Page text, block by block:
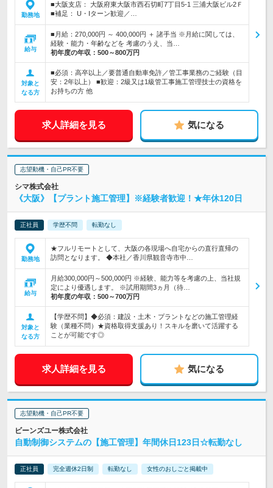
勤務地
■大阪支店： 大阪府東大阪市西石切町7丁目5-1 三浦大阪ビル2Ｆ
■補足： U・Iターン歓迎／…
給与
■月給：270,000円 ～ 400,000円 ＋ 諸手当 ※月給に関しては、
経験・能力・年齢などを 考慮のうえ、当…
初年度の年収： 500～800万円
対象と
なる方
■必須：高卒以上／要普通自動車免許／管工事業務のご経験（目
安：2年以上） ■歓迎：2級又は1級管工事施工管理技士の資格を
お持ちの方 他
求人詳細を見る 気になる
志望動機・自己PR不要
シマ株式会社
《大阪》【プラント施工管理】※経験者歓迎！★年休120日
正社員 学歴不問 転勤なし
勤務地
★フルリモートとして、大阪の各現場へ自宅からの直行直帰の
訪問となります。 ◆本社／香川県観音寺市中…
給与
月給300,000円～500,000円 ※経験、能力等を考慮の上、当社規
定により優遇します。 ※試用期間3ヵ月（待…
初年度の年収： 500～700万円
対象と
なる方
【学歴不問】◆必須：建設・土木・プラントなどの施工管理経
験（業種不問）★資格取得支援あり！スキルを磨いて活躍する
ことが可能です◎
求人詳細を見る 気になる
志望動機・自己PR不要
ビーンズユー株式会社
自動制御システムの【施工管理】年間休日123日☆転勤なし
正社員 完全週休2日制 転勤なし 女性のおしごと掲載中